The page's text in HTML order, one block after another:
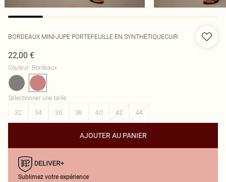
BORDEAUX MINI-JUPE PORTEFEUILLE EN SYNTHÉTIQUECUIR
22,00 €
Couleur: Bordeaux
Sélectionner une taille:
32
34 36 38 40 42 44
AJOUTER AU PANIER
Sublimez votre expérience